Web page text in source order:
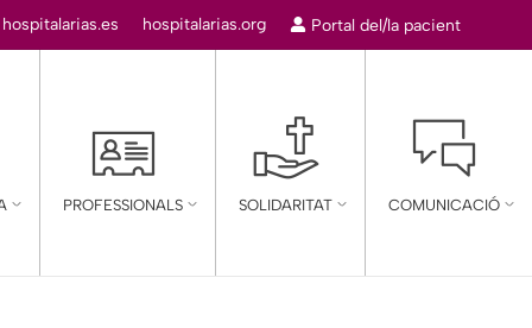
hospitalarias.es hospitalarias.org Portal del/la pacient
PROFESSIONALS SOLIDARITAT COMUNICACIÓ